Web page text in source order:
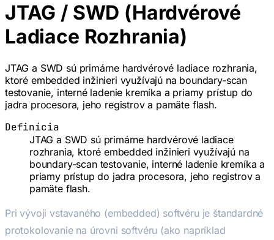
JTAG / SWD (Hardvérové
Ladiace Rozhrania)
JTAG a SWD sú primárne hardvérové ladiace rozhrania,
ktoré embedded inžinieri využívajú na boundary-scan
testovanie, interné ladenie kremíka a priamy prístup do
jadra procesora, jeho registrov a pamäte flash.
Definícia
JTAG a SWD sú primárne hardvérové ladiace
rozhrania, ktoré embedded inžinieri využívajú na
boundary-scan testovanie, interné ladenie kremíka a
priamy prístup do jadra procesora, jeho registrov a
pamäte flash.
Pri vývoji vstavaného (embedded) softvéru je štandardné
protokolovanie na úrovni softvéru (ako napríklad